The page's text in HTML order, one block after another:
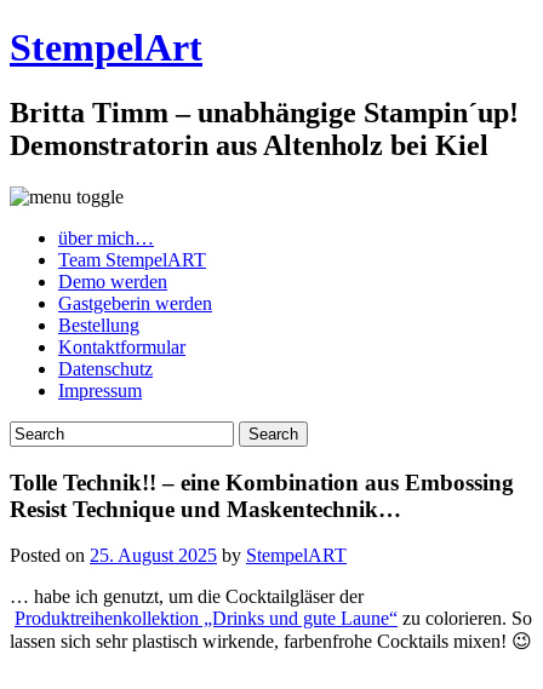
StempelArt
Britta Timm – unabhängige Stampin´up!
Demonstratorin aus Altenholz bei Kiel
über mich…
Team StempelART
Demo werden
Gastgeberin werden
Bestellung
Kontaktformular
Datenschutz
Impressum
Tolle Technik!! – eine Kombination aus Embossing
Resist Technique und Maskentechnik…
Posted on 25. August 2025 by StempelART
… habe ich genutzt, um die Cocktailgläser der
Produktreihenkollektion „Drinks und gute Laune“ zu colorieren. So
lassen sich sehr plastisch wirkende, farbenfrohe Cocktails mixen! 😉